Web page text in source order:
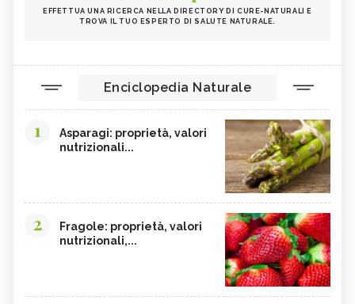
EFFETTUA UNA RICERCA NELLA DIRECTORY DI CURE-NATURALI E
TROVA IL TUO ESPERTO DI SALUTE NATURALE.
Enciclopedia Naturale
1
Asparagi: proprietà, valori
nutrizionali...
2
Fragole: proprietà, valori
nutrizionali,...